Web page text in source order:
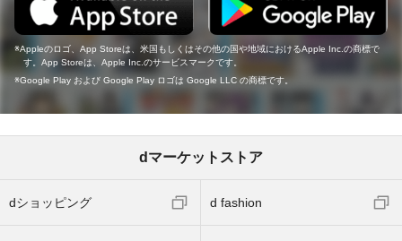
Appleのロゴ、App Storeは、米国もしくはその他の国や地域におけるApple Inc.の商標で
す。App Storeは、Apple Inc.のサービスマークです。
Google Play および Google Play ロゴは Google LLC の商標です。
dマーケットストア
dショッピング d fashion